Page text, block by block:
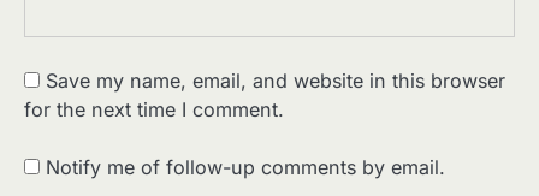
Save my name, email, and website in this browser
for the next time I comment.
Notify me of follow-up comments by email.
2
शुरुआती दौर की खतरनाक हकीकत